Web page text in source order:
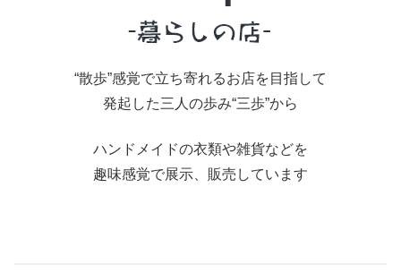
“散歩”感覚で立ち寄れるお店を目指して
発起した三人の歩み“三歩”から
ハンドメイドの衣類や雑貨などを
趣味感覚で展示、販売しています